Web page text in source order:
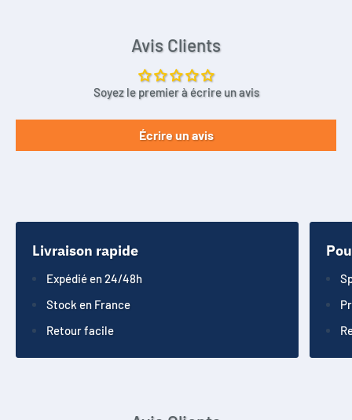
Avis Clients
Soyez le premier à écrire un avis
Écrire un avis
Livraison rapide
Expédié en 24/48h
Stock en France
Retour facile